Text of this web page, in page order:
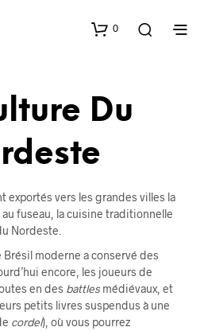
0
Du
exportés vers les grandes villes la
fuseau, la cuisine traditionnelle
Nordeste.
Brésil moderne a conservé des
encore, les joueurs de
en des battles médiévaux, et
petits livres suspendus à une
cordel), où vous pourrez